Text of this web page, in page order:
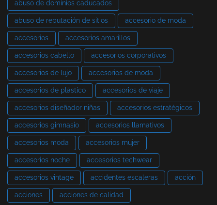
abuso de dominios caducados
abuso de reputación de sitios accesorio de moda
accesorios accesorios amarillos
accesorios cabello accesorios corporativos
accesorios de lujo accesorios de moda
accesorios de plástico accesorios de viaje
accesorios diseñador niñas accesorios estratégicos
accesorios gimnasio accesorios llamativos
accesorios moda accesorios mujer
accesorios noche accesorios techwear
accesorios vintage accidentes escaleras acción
acciones acciones de calidad